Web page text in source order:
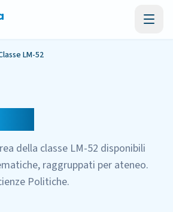
LM-52
della classe LM-52 disponibili
raggruppati per ateneo.
Politiche.